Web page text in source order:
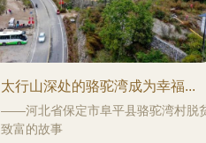
太行山深处的骆驼湾成为幸福...
——河北省保定市阜平县骆驼湾村脱
致富的故事